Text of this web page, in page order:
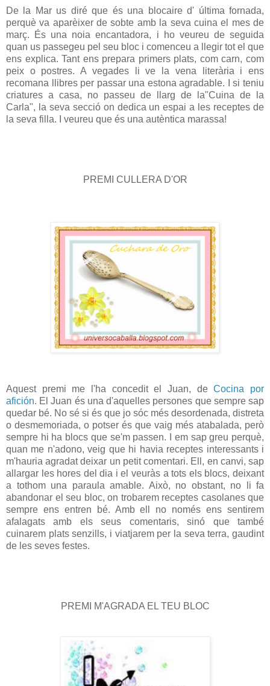
De la Mar us diré que és una blocaire d' última fornada,
perquè va aparèixer de sobte amb la seva cuina el mes de
març. És una noia encantadora, i ho veureu de seguida
quan us passegeu pel seu bloc i comenceu a llegir tot el que
ens explica. Tant ens prepara primers plats, com carn, com
peix o postres. A vegades li ve la vena literària i ens
recomana llibres per passar una estona agradable. I si teniu
criatures a casa, no passeu de llarg de la"Cuina de la
Carla", la seva secció on dedica un espai a les receptes de
la seva filla. I veureu que és una autèntica marassa!
PREMI CULLERA D'OR
Aquest premi me l'ha concedit el Juan, deCocina por
afición. El Juan és una d'aquelles persones que sempre sap
quedar bé. No sé si és que jo sóc més desordenada, distreta
o desmemoriada, o potser és que vaig més atabalada, però
sempre hi ha blocs que se'm passen. I em sap greu perquè,
quan me n'adono, veig que hi havia receptes interessants i
m'hauria agradat deixar un petit comentari. Ell, en canvi, sap
allargar les hores del dia i el veuràs a tots els blocs, deixant
a tothom una paraula amable. Això, no obstant, no li fa
abandonar el seu bloc, on trobarem receptes casolanes que
sempre ens entren bé. Amb ell no només ens sentirem
afalagats amb els seus comentaris, sinó que també
cuinarem plats senzills, i viatjarem per la seva terra, gaudint
de les seves festes.
PREMI M'AGRADA EL TEU BLOC